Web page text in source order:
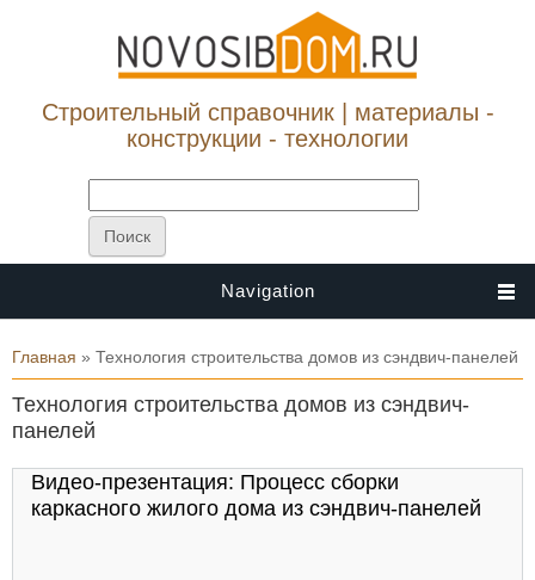
Строительный справочник | материалы -
конструкции - технологии
Navigation
Вы здесь
Главная » Технология строительства домов из сэндвич-панелей
Технология строительства домов из сэндвич-
панелей
Видео-презентация: Процесс сборки
каркасного жилого дома из сэндвич-панелей